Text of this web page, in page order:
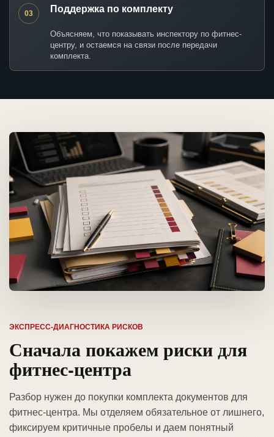
03 Поддержка по комплекту
Объясняем, что показывать инспектору по фитнес-
центру, и остаемся на связи после передачи
комплекта.
ЭКСПРЕСС-ДИАГНОСТИКА РИСКОВ
Сначала покажем риски для
фитнес-центра
Разбор нужен до покупки комплекта документов для
фитнес-центра. Мы отделяем обязательное от лишнего,
фиксируем критичные пробелы и даем понятный